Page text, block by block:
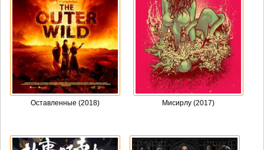
Оставленные (2018) Мисирлу (2017)